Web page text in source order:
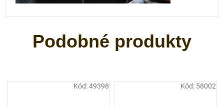
Kód:49398 Kód: 58002